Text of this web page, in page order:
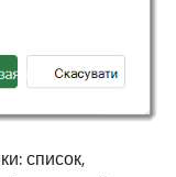
список,